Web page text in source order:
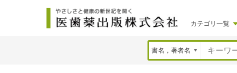
カテゴリ一覧